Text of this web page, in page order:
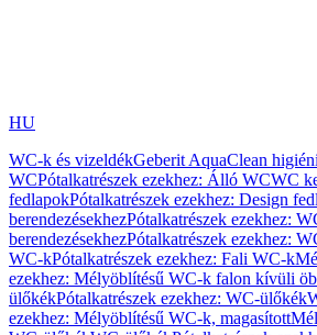
HU
WC-k és vizeldékGeberit AquaClean
WCPótalkatrészek ezekhez: Álló WCWC
fedlapokPótalkatrészek ezekhez: Design
berendezésekhezPótalkatrészek ezekhez:
berendezésekhezPótalkatrészek ezekhez:
WC-kPótalkatrészek ezekhez: Fali WC-k
ezekhez: Mélyöblítésű WC-k falon kívüli
ülőkékPótalkatrészek ezekhez: WC-ülőkék
ezekhez: Mélyöblítésű WC-k, magasított